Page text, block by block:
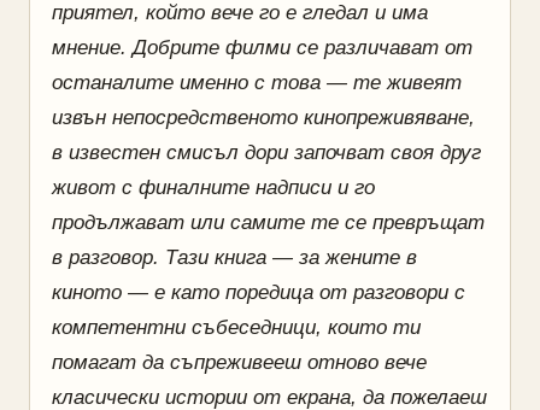
приятел, който вече го е гледал и има
мнение. Добрите филми се различават от
останалите именно с това — те живеят
извън непосредственото кинопреживяване,
в известен смисъл дори започват своя друг
живот с финалните надписи и го
продължават или самите те се превръщат
в разговор. Тази книга — за жените в
киното — е като поредица от разговори с
компетентни събеседници, които ти
помагат да съпреживееш отново вече
класически истории от екрана, да пожелаеш